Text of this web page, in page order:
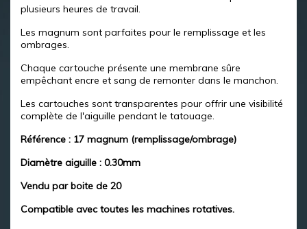
plusieurs heures de travail.
Les magnum sont parfaites pour le remplissage et les
ombrages.
Chaque cartouche présente une membrane sûre
empêchant encre et sang de remonter dans le manchon.
Les cartouches sont transparentes pour offrir une visibilité
complète de l'aiguille pendant le tatouage.
Référence : 17 magnum (remplissage/ombrage)
Diamètre aiguille : 0.30mm
Vendu par boite de 20
Compatible avec toutes les machines rotatives.